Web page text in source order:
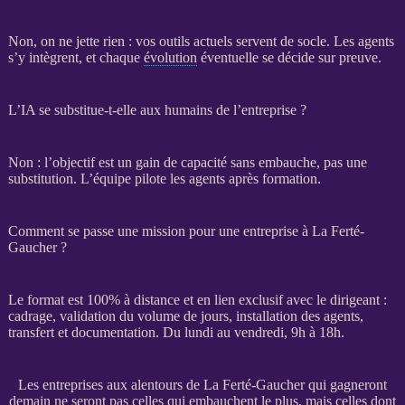
Non, on ne jette rien : vos outils actuels servent de socle. Les agents
s’y intègrent, et chaque évolution éventuelle se décide sur preuve.
L’IA se substitue-t-elle aux humains de l’entreprise ?
Non : l’objectif est un gain de capacité sans embauche, pas une
substitution. L’équipe pilote les agentsaprès formation.
Comment se passe une mission pour une entreprise à La Ferté-
Gaucher ?
Le format est 100% à distance et en lien exclusif avec le dirigeant :
cadrage, validation du volume de jours, installation des agents,
transfertet documentation. Du lundi au vendredi, 9h à 18h.
Les entreprises aux alentours de La Ferté-Gaucher qui gagneront
demain ne seront pas celles qui embauchent le plus, mais celles dont